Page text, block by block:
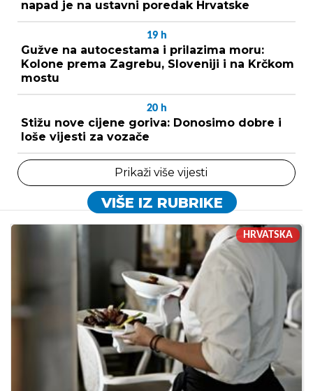
napad je na ustavni poredak Hrvatske
19 h
Gužve na autocestama i prilazima moru:
Kolone prema Zagrebu, Sloveniji i na Krčkom
mostu
20 h
Stižu nove cijene goriva: Donosimo dobre i
loše vijesti za vozače
Prikaži više vijesti
VIŠE IZ RUBRIKE
HRVATSKA